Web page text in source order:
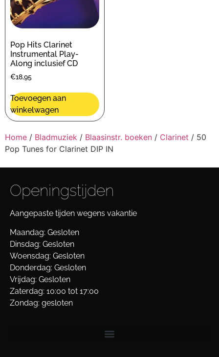
Pop Hits Clarinet
Instrumental Play-
Along inclusief CD
€18,95
Toevoegen aan
winkelwagen
Home / Bladmuziek / Blaasinstr. boeken / Clarinet / 50
Pop Tunes for Clarinet DIP IN
Openingstijden
Aangepaste tijden wegens vakantie
Maandag: Gesloten
Dinsdag: Gesloten
Woensdag: Gesloten
Donderdag: Gesloten
Vrijdag: Gesloten
Zaterdag: 10:00 tot 17:00
Zondag: gesloten